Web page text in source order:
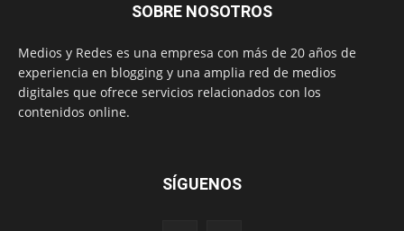
SOBRE NOSOTROS
Medios y Redes es una empresa con más de 20 años de
experiencia en blogging y una amplia red de medios
digitales que ofrece servicios relacionados con los
contenidos online.
SÍGUENOS